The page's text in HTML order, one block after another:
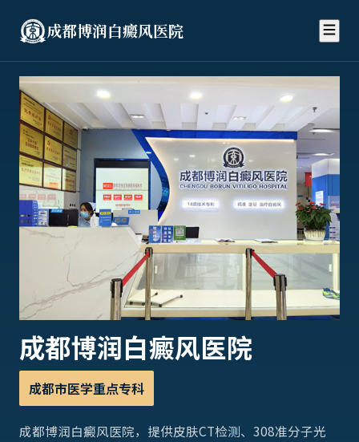
成都博润白癜风医院
成都博润白癜风医院
成都市医学重点专科
成都博润白癜风医院，提供皮肤CT检测、308准分子光